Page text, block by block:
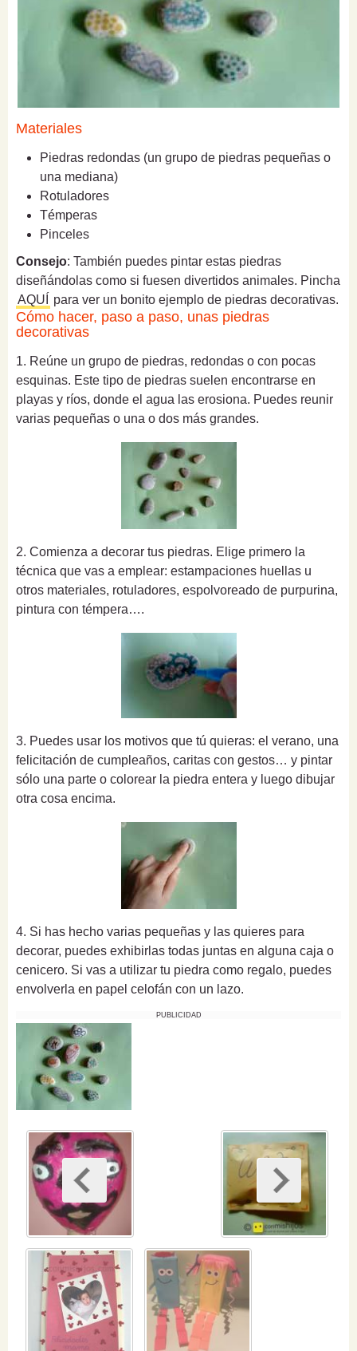
Materiales
Piedras redondas (un grupo de piedras pequeñas o
una mediana)
Rotuladores
Témperas
Pinceles
Consejo: También puedes pintar estas piedras
diseñándolas como si fuesen divertidos animales. Pincha
AQUÍ
para ver un bonito ejemplo de piedras decorativas.
Cómo hacer, paso a paso, unas piedras
decorativas
1. Reúne un grupo de piedras, redondas o con pocas
esquinas. Este tipo de piedras suelen encontrarse en
playas y ríos, donde el agua las erosiona. Puedes reunir
varias pequeñas o una o dos más grandes.
2. Comienza a decorar tus piedras. Elige primero la
técnica que vas a emplear: estampaciones huellas u
otros materiales, rotuladores, espolvoreado de purpurina,
pintura con témpera….
3. Puedes usar los motivos que tú quieras: el verano, una
felicitación de cumpleaños, caritas con gestos… y pintar
sólo una parte o colorear la piedra entera y luego dibujar
otra cosa encima.
4. Si has hecho varias pequeñas y las quieres para
decorar, puedes exhibirlas todas juntas en alguna caja o
cenicero. Si vas a utilizar tu piedra como regalo, puedes
envolverla en papel celofán con un lazo.
PUBLICIDAD